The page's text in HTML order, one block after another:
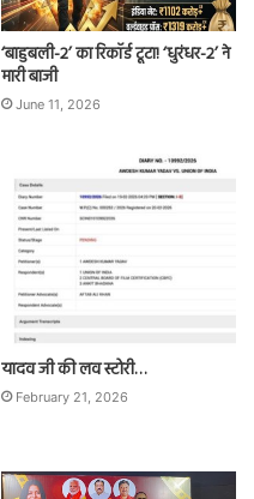
‘बाहुबली-2’ का रिकॉर्ड टूटा! ‘धुरंधर-2’ ने
मारी बाजी
June 11, 2026
यादव जी की लव स्टोरी…
February 21, 2026